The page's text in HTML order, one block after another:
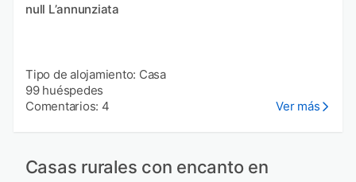
null Lʼannunziata
Tipo de alojamiento: Casa
99 huéspedes
Comentarios: 4
Ver más
Casas rurales con encanto en